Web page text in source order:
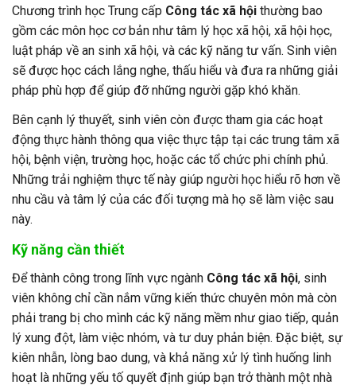
Chương trình học Trung cấp Công tác xã hội thường bao
gồm các môn học cơ bản như tâm lý học xã hội, xã hội học,
luật pháp về an sinh xã hội, và các kỹ năng tư vấn. Sinh viên
sẽ được học cách lắng nghe, thấu hiểu và đưa ra những giải
pháp phù hợp để giúp đỡ những người gặp khó khăn.
Bên cạnh lý thuyết, sinh viên còn được tham gia các hoạt
động thực hành thông qua việc thực tập tại các trung tâm xã
hội, bệnh viện, trường học, hoặc các tổ chức phi chính phủ.
Những trải nghiệm thực tế này giúp người học hiểu rõ hơn về
nhu cầu và tâm lý của các đối tượng mà họ sẽ làm việc sau
này.
Kỹ năng cần thiết
Để thành công trong lĩnh vực ngành Công tác xã hội, sinh
viên không chỉ cần nắm vững kiến thức chuyên môn mà còn
phải trang bị cho mình các kỹ năng mềm như giao tiếp, quản
lý xung đột, làm việc nhóm, và tư duy phản biện. Đặc biệt, sự
kiên nhẫn, lòng bao dung, và khả năng xử lý tình huống linh
hoạt là những yếu tố quyết định giúp bạn trở thành một nhà